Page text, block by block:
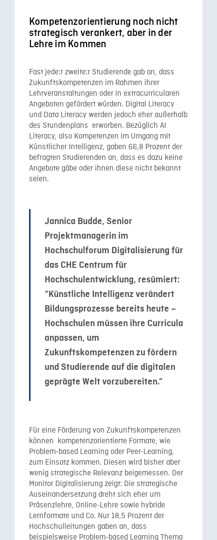
Kompetenzorientierung noch nicht
strategisch verankert, aber in der
Lehre im Kommen
Fast jede:r zweite:r Studierende gab an, dass
Zukunftskompetenzen im Rahmen ihrer
Lehrveranstaltungen oder in extracurricularen
Angeboten gefördert würden. Digital Literacy
und Data Literacy werden jedoch eher außerhalb
des Stundenplans erworben. Bezüglich AI
Literacy, also Kompetenzen im Umgang mit
Künstlicher Intelligenz, gaben 66,8 Prozent der
befragten Studierenden an, dass es dazu keine
Angebote gäbe oder ihnen diese nicht bekannt
seien.
Jannica Budde, Senior
Projektmanagerin im
Hochschulforum Digitalisierung für
das CHE Centrum für
Hochschulentwicklung, resümiert:
“Künstliche Intelligenz verändert
Bildungsprozesse bereits heute –
Hochschulen müssen ihre Curricula
anpassen, um
Zukunftskompetenzen zu fördern
und Studierende auf die digitalen
geprägte Welt vorzubereiten.”
Für eine Förderung von Zukunftskompetenzen
können kompetenzorientierte Formate, wie
Problem-based Learning oder Peer-Learning,
zum Einsatz kommen. Diesen wird bisher aber
wenig strategische Relevanz beigemessen. Der
Monitor Digitalisierung zeigt: Die strategische
Auseinandersetzung dreht sich eher um
Präsenzlehre, Online-Lehre sowie hybride
Lernformate und Co. Nur 18,5 Prozent der
Hochschulleitungen gaben an, dass
beispielsweise Problem-based Learning Thema